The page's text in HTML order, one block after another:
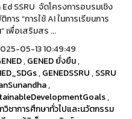
Ed SSRU จัดโครงการอบรมเชิง
การ “การใช้ AI ในการเรียนการ
เพื่อเสริมสร ...
05-13 10:49:49
,GENED ยั่งยืน,
,GENEDSSRU,SSRU
,
,
วิชาการศึกษาทั่วไปและนวัตกรรม